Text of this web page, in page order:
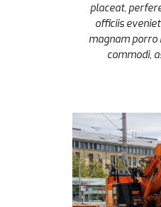
placeat,
officiis
magnam porro
commodi,